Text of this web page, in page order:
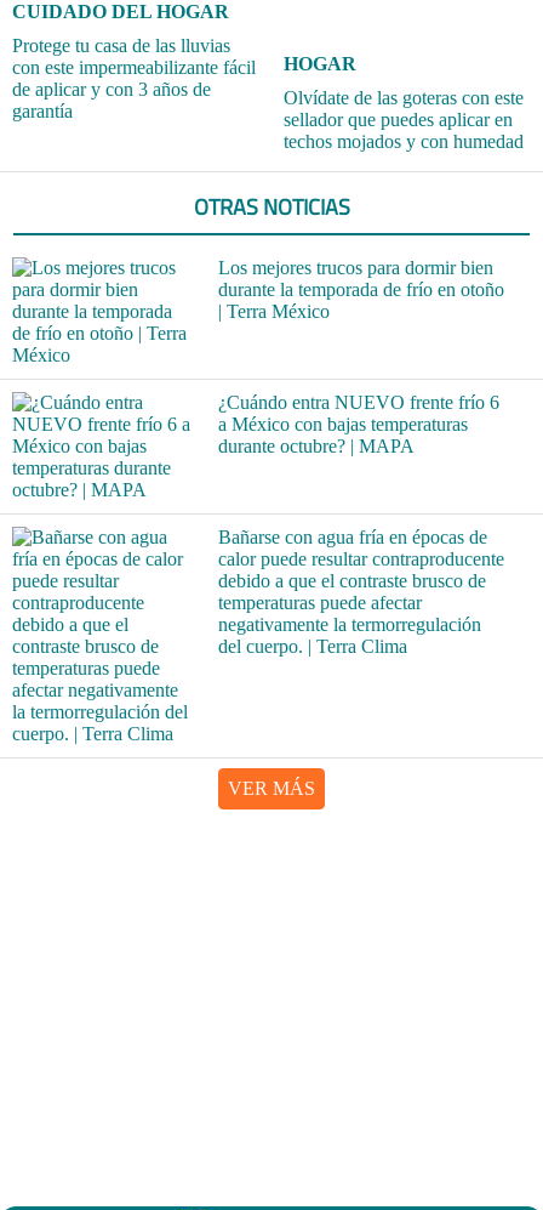
CUIDADO DEL HOGAR
Protege tu casa de las lluvias
con este impermeabilizante fácil
de aplicar y con 3 años de
garantía
HOGAR
Olvídate de las goteras con este
sellador que puedes aplicar en
techos mojados y con humedad
OTRAS NOTICIAS
Los mejores trucos para dormir bien
durante la temporada de frío en otoño
| Terra México
¿Cuándo entra NUEVO frente frío 6
a México con bajas temperaturas
durante octubre? | MAPA
Bañarse con agua fría en épocas de
calor puede resultar contraproducente
debido a que el contraste brusco de
temperaturas puede afectar
negativamente la termorregulación
del cuerpo. | Terra Clima
VER MÁS